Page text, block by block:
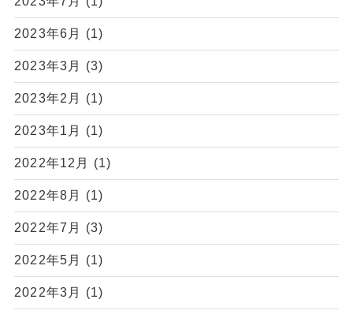
2023年6月 (1)
2023年3月 (3)
2023年2月 (1)
2023年1月 (1)
2022年12月 (1)
2022年8月 (1)
2022年7月 (3)
2022年5月 (1)
2022年3月 (1)